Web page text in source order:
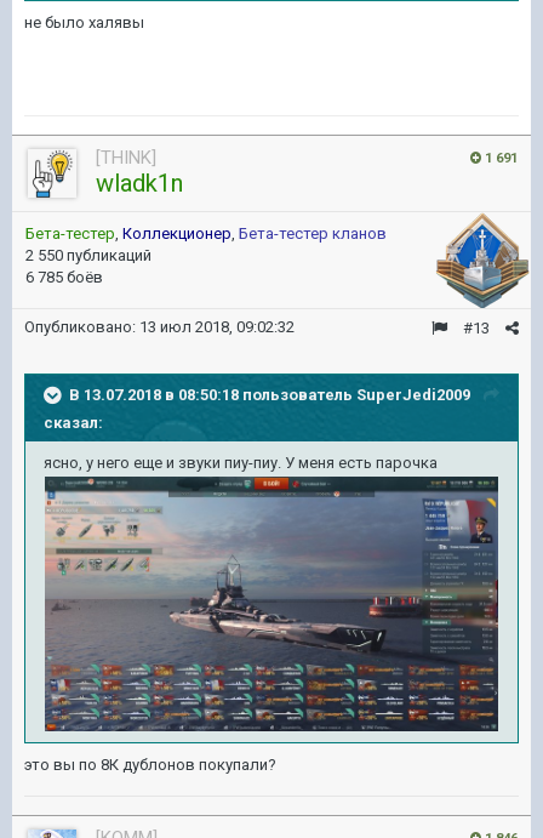
не было халявы
1 691
[THINK]
wladk1n
Бета-тестер, Коллекционер, Бета-тестер кланов
2 550 публикаций
6 785 боёв
#13
Опубликовано: 13 июл 2018, 09:02:32
В 13.07.2018 в 08:50:18 пользователь SuperJedi2009
сказал:
ясно, у него еще и звуки пиу-пиу. У меня есть парочка
это вы по 8К дублонов покупали?